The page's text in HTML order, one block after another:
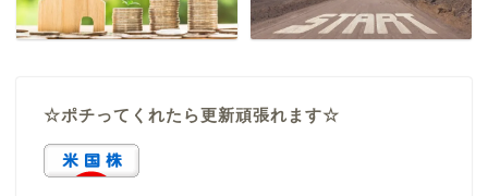
☆ポチってくれたら更新頑張れます☆